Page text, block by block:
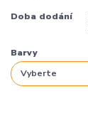
Doba dodání
Barvy